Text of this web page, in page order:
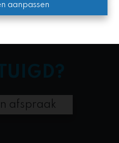
aanpassen
afspraak